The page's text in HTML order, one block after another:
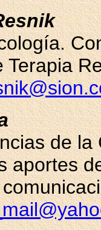
Terapia
de
aportes